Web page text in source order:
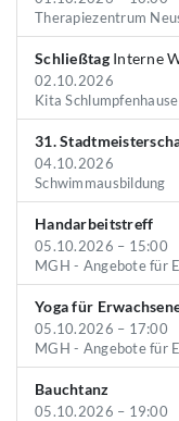
Therapiezentrum
SchließtagInterne
02.10.2026
Kita
31.
04.10.2026
Schwimmausbildung
Handarbeitstreff
05.10.2026 – 15:00
MGH - Angebote für
Yoga für
05.10.2026 – 17:00
MGH - Angebote für
Bauchtanz
05.10.2026 – 19:00